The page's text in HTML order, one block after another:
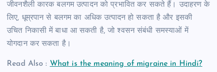
जीवनशैली कारक बलगम उत्पादन को प्रभावित कर सकते हैं। उदाहरण के
लिए, धूम्रपान से बलगम का अधिक उत्पादन हो सकता है और इसकी
उचित निकासी में बाधा आ सकती है, जो श्वसन संबंधी समस्याओं में
योगदान कर सकता है।
Read Also : What is the meaning of migraine in Hindi?